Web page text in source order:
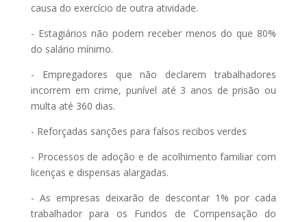
causa do exercício de outra atividade.
- Estagiários não podem receber menos do que 80%
do salário mínimo.
- Empregadores que não declarem trabalhadores
incorrem em crime, punível até 3 anos de prisão ou
multa até 360 dias.
- Reforçadas sanções para falsos recibos verdes
- Processos de adoção e de acolhimento familiar com
licenças e dispensas alargadas.
- As empresas deixarão de descontar 1% por cada
trabalhador para os Fundos de Compensação do